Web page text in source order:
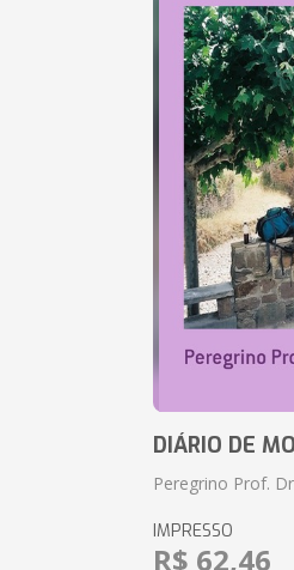
DIÁRIO DE
Peregrino Prof.
IMPRESSO
R$ 62,46